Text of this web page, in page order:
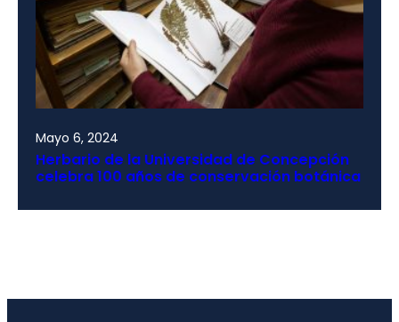
Mayo 6, 2024
Herbario de la Universidad de Concepción
celebra 100 años de conservación botánica